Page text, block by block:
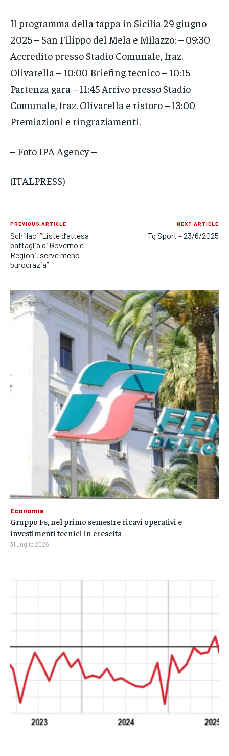
Il programma della tappa in Sicilia 29 giugno
2025 – San Filippo del Mela e Milazzo: – 09:30
Accredito presso Stadio Comunale, fraz.
Olivarella – 10:00 Briefing tecnico – 10:15
Partenza gara – 11:45 Arrivo presso Stadio
Comunale, fraz. Olivarella e ristoro – 13:00
Premiazioni e ringraziamenti.
– Foto IPA Agency –
(ITALPRESS)
PREVIOUS ARTICLE
Schillaci “Liste d’attesa
battaglia di Governo e
Regioni, serve meno
burocrazia”
NEXT ARTICLE
Tg Sport – 23/6/2025
Economia
Gruppo Fs, nel primo semestre ricavi operativi e
investimenti tecnici in crescita
31 Luglio 2026